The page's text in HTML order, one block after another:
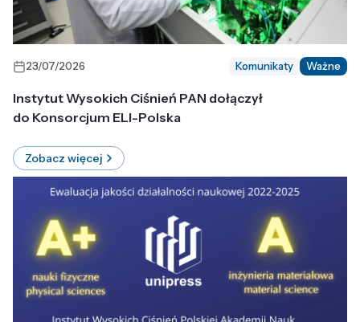
23/07/2026 Komunikaty Ważne
Instytut Wysokich Ciśnień PAN dołączył
do Konsorcjum ELI-Polska
Zobacz więcej